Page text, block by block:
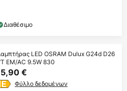
Διαθέσιμο
LED OSRAM Dulux G24d D26
EM/AC 9.5W 830
€
Φύλλο δεδομένων